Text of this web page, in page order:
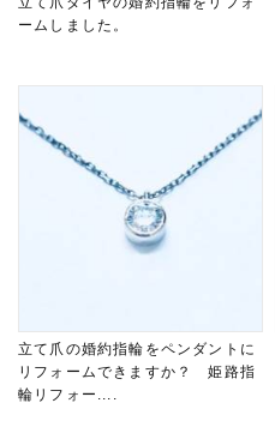
ームしました。
立て爪の婚約指輪をペンダントに
リフォームできますか？ 姫路指
輪リフォー....